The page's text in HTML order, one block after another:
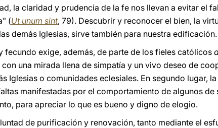
la claridad y prudencia de la fe nos llevan a evitar el
(Ut unum sint, 79). Descubrir y reconocer el bien, la
demás Iglesias, sirve también para nuestra edificación.
fecundo exige, además, de parte de los fieles católicos
una mirada llena de simpatía y un vivo deseo de
Iglesias o comunidades eclesiales. En segundo lugar,
manifestadas por el comportamiento de algunos de
para apreciar lo que es bueno y digno de elogio.
de purificación y renovación, tanto mediante el